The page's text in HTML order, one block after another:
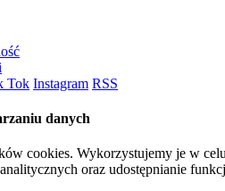
Tok Instagram RSS
danych
cookies. Wykorzystujemy je w
oraz udostępnianie